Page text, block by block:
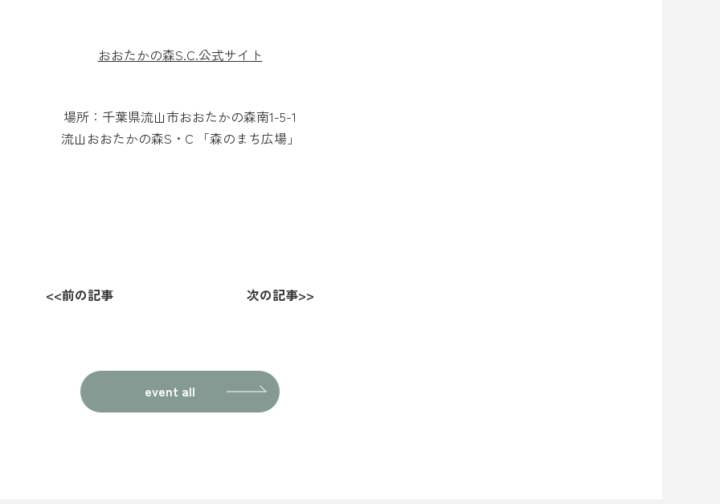
おおたかの森S.C.公式サイト
場所：千葉県流山市おおたかの森南1-5-1
流山おおたかの森S・C 「森のまち広場」
<<前の記事 次の記事>>
event all